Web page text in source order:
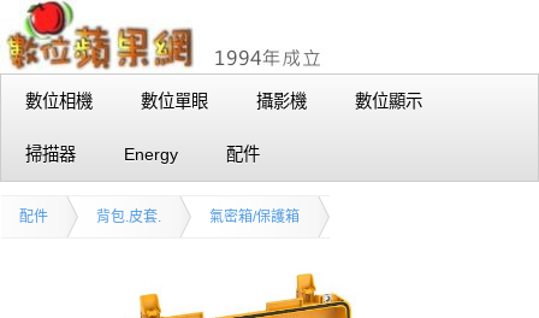
數位相機 數位單眼 攝影機 數位顯示
掃描器 Energy 配件
配件 背包.皮套. 氣密箱/保護箱